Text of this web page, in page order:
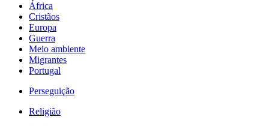
África
Cristãos
Europa
Guerra
Meio ambiente
Migrantes
Portugal
Perseguição
Religião